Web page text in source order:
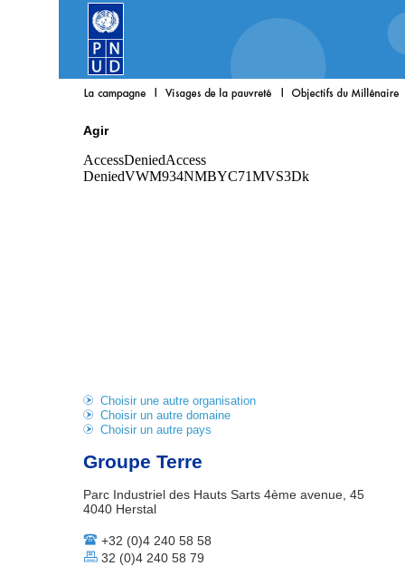
Agir
Choisir une autre organisation
Choisir un autre domaine
Choisir un autre pays
Groupe Terre
Parc Industriel des Hauts Sarts 4ème avenue, 45
4040 Herstal
+32 (0)4 240 58 58
32 (0)4 240 58 79